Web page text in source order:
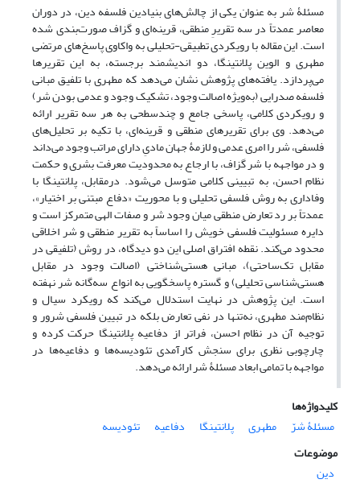
مسئلۀ شر به عنوان یکی از چالش‌های بنیادین فلسفه دین، در دوران
معاصر عمدتاً در سه تقریرِ منطقی، قرینه‌ای و گزاف صورت‌بندی شده
است. این مقاله با رویکردی تطبیقی-تحلیلی به واکاوی پاسخ‌های مرتضی
مطهری و الوین پلانتینگا، دو اندیشمند برجسته، به این تقریرها
می‌پردازد. یافته‌های پژوهش نشان می‌دهد که مطهری با تلفیق مبانی
فلسفه صدرایی (به‌ویژه اصالت وجود، تشکیک وجود و عدمی بودن شر)
و رویکردی کلامی، پاسخی جامع و چندسطحی به هر سه تقریر ارائه
می‌دهد. وی برای تقریرهای منطقی و قرینه‌ای، با تکیه بر تحلیل‌های
فلسفی، شر را امری عدمی و لازمۀ جهان مادیِ دارای مراتب وجود می‌داند
و در مواجهه با شر گزاف، با ارجاع به محدودیت معرفت بشری و حکمت
نظام احسن، به تبیینی کلامی متوسل می‌شود. در‌مقابل، پلانتینگا با
وفاداری به روش فلسفی تحلیلی و با محوریت «دفاع مبتنی بر اختیار»،
عمدتاً بر رد تعارض منطقی میان وجود شر و صفات الهی متمرکز است و
دایره مسئولیت فلسفی خویش را اساساً به تقریر منطقی و شر اخلاقی
محدود می‌کند. نقطه افتراق اصلی این دو دیدگاه، در روش (تلفیقی در
مقابل تک‌ساحتی)، مبانی هستی‌شناختی (اصالت وجود در مقابل
هستی‌شناسی تحلیلی) و گستره پاسخگویی به انواع سه‌گانه شر نهفته
است. این پژوهش در نهایت استدلال می‌کند که رویکرد سیال و
نظام‌مند مطهری، نه‌تنها در نفی تعارض بلکه در تبیین فلسفی شرور و
توجیه آن در نظام احسن، فراتر از دفاعیه پلانتینگا حرکت کرده و
چارچوبی نظری برای سنجش کارآمدی تئودیسه‌ها و دفاعیه‌ها در
مواجهه با تمامی ابعاد مسئلۀ شر ارائه می‌دهد.
کلیدواژه‌ها
مسئلۀ شرّ
مطهری پلانتینگا دفاعیه
تئودیسه
موضوعات
دین